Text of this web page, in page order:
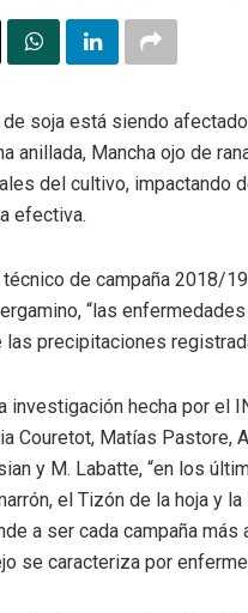
soja está siendo
anillada, Mancha ojo de
del cultivo, impactando
efectiva.
de campaña 2018/
“las
las precipitaciones
investigación hecha por el
Couretot, Matías Pastore,
y M. Labatte, “en los
el Tizón de la hoja y
a ser cada campaña
se caracteriza por